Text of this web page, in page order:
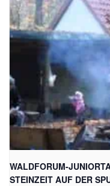
WALDFORUM-
STEINZEIT AUF DER